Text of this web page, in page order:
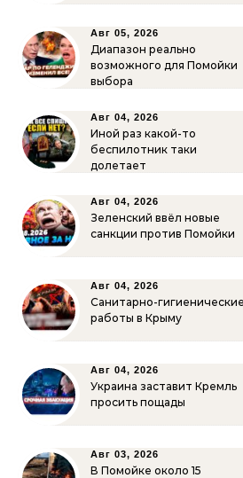
Авг 05, 2026
Диапазон реально
возможного для Помойки
выбора
Авг 04, 2026
Иной раз какой-то
беспилотник таки
долетает
Авг 04, 2026
Зеленский ввёл новые
санкции против Помойки
Авг 04, 2026
Санитарно-гигиенические
работы в Крыму
Авг 04, 2026
Украина заставит Кремль
просить пощады
Авг 03, 2026
В Помойке около 15